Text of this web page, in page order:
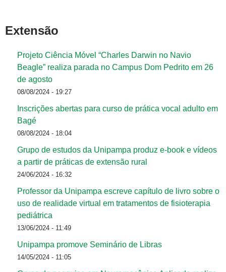
Extensão
Projeto Ciência Móvel “Charles Darwin no Navio
Beagle” realiza parada no Campus Dom Pedrito em 26
de agosto
08/08/2024 - 19:27
Inscrições abertas para curso de prática vocal adulto em
Bagé
08/08/2024 - 18:04
Grupo de estudos da Unipampa produz e-book e vídeos
a partir de práticas de extensão rural
24/06/2024 - 16:32
Professor da Unipampa escreve capítulo de livro sobre o
uso de realidade virtual em tratamentos de fisioterapia
pediátrica
13/06/2024 - 11:49
Unipampa promove Seminário de Libras
14/05/2024 - 11:05